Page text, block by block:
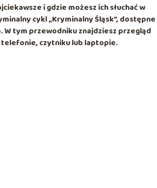
i gdzie możesz ich słuchać w
cykl „Kryminalny Śląsk”, dostępne
tym przewodniku znajdziesz przegląd
telefonie, czytniku lub laptopie.